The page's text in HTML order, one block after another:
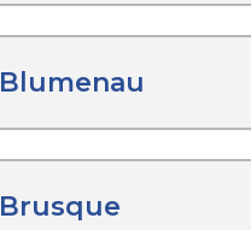
Blumenau
Brusque